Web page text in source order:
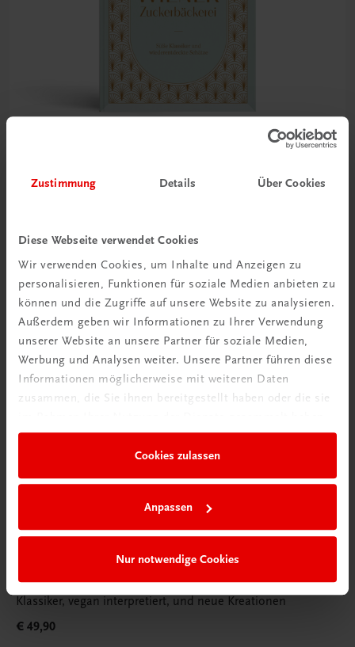
Zustimmung Details Über Cookies
Diese Webseite verwendet Cookies
Wir verwenden Cookies, um Inhalte und Anzeigen zu
personalisieren, Funktionen für soziale Medien anbieten zu
können und die Zugriffe auf unsere Website zu analysieren.
Außerdem geben wir Informationen zu Ihrer Verwendung
unserer Website an unsere Partner für soziale Medien,
Werbung und Analysen weiter. Unsere Partner führen diese
Informationen möglicherweise mit weiteren Daten
zusammen, die Sie ihnen bereitgestellt haben oder die sie
Cookies zulassen
Anpassen
Nur notwendige Cookies
Wiener Zuckerbäckerei
€ 29,95
Vegane Patisserie
Klassiker, vegan interpretiert, und neue Kreationen
€ 49,90